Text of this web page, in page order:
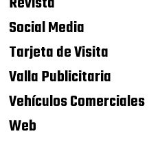
Social Media
Tarjeta de Visita
Valla Publicitaria
Vehículos Comerciales
Web